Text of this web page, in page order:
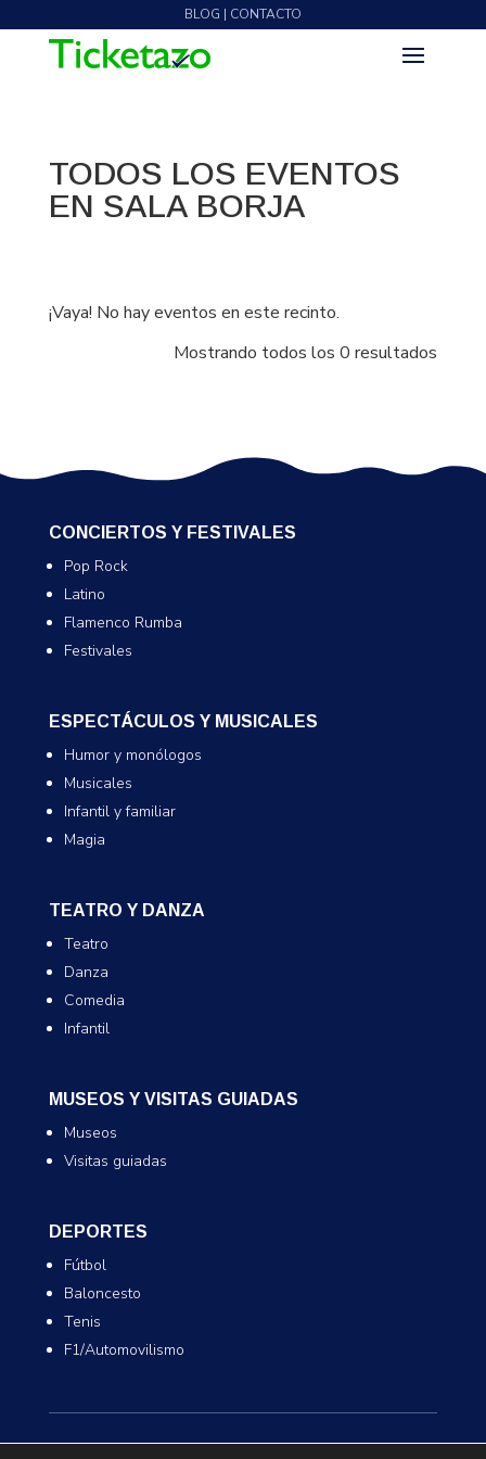
BLOG | CONTACTO
TODOS LOS EVENTOS
EN SALA BORJA
¡Vaya! No hay eventos en este recinto.
Mostrando todos los 0 resultados
CONCIERTOS Y FESTIVALES
Pop Rock
Latino
Flamenco Rumba
Festivales
ESPECTÁCULOS Y MUSICALES
Humor y monólogos
Musicales
Infantil y familiar
Magia
TEATRO Y DANZA
Teatro
Danza
Comedia
Infantil
MUSEOS Y VISITAS GUIADAS
Museos
Visitas guiadas
DEPORTES
Fútbol
Baloncesto
Tenis
F1/Automovilismo